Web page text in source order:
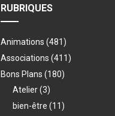
RUBRIQUES
Animations (481)
Associations (411)
Bons Plans (180)
Atelier(3)
bien-être (11)